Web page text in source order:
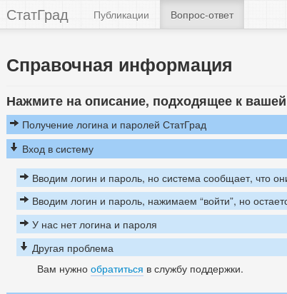
СтатГрад Публикации Вопрос-ответ
Справочная информация
Нажмите на описание, подходящее к
Получение логина и паролей СтатГрад
Вход в систему
Вводим логин и пароль, но система сообщает, что
Вводим логин и пароль, нажимаем “войти”, но
У нас нет логина и пароля
Другая проблема
Вам нужно обратиться в службу поддержки.